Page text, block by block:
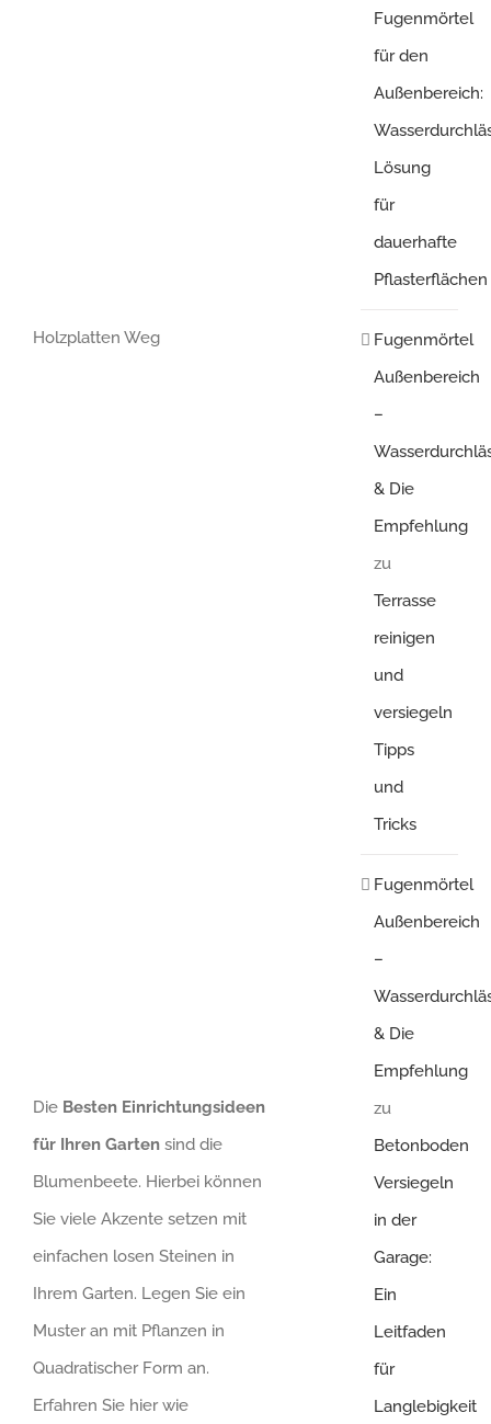
Holzplatten Weg
Die Besten Einrichtungsideen
für Ihren Garten sind die
Blumenbeete. Hierbei können
Sie viele Akzente setzen mit
einfachen losen Steinen in
Ihrem Garten. Legen Sie ein
Muster an mit Pflanzen in
Quadratischer Form an.
Erfahren Sie hier wie
Fugenmörtel
für den
Außenbereich:
Lösung
für
dauerhafte
Pflasterflächen
Fugenmörtel
Außenbereich
–
& Die
Empfehlung
zu
Terrasse
reinigen
und
versiegeln
Tipps
und
Tricks
Fugenmörtel
Außenbereich
–
& Die
Empfehlung
zu
Betonboden
Versiegeln
in der
Garage:
Ein
Leitfaden
für
Langlebigkeit